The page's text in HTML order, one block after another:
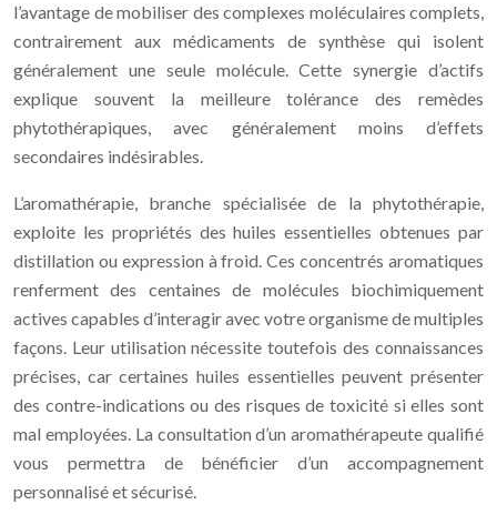
l’avantage de mobiliser des complexes moléculaires complets,
contrairement aux médicaments de synthèse qui isolent
généralement une seule molécule. Cette synergie d’actifs
explique souvent la meilleure tolérance des remèdes
phytothérapiques, avec généralement moins d’effets
secondaires indésirables.
L’aromathérapie, branche spécialisée de la phytothérapie,
exploite les propriétés des huiles essentielles obtenues par
distillation ou expression à froid. Ces concentrés aromatiques
renferment des centaines de molécules biochimiquement
actives capables d’interagir avec votre organisme de multiples
façons. Leur utilisation nécessite toutefois des connaissances
précises, car certaines huiles essentielles peuvent présenter
des contre-indications ou des risques de toxicité si elles sont
mal employées. La consultation d’un aromathérapeute qualifié
vous permettra de bénéficier d’un accompagnement
personnalisé et sécurisé.